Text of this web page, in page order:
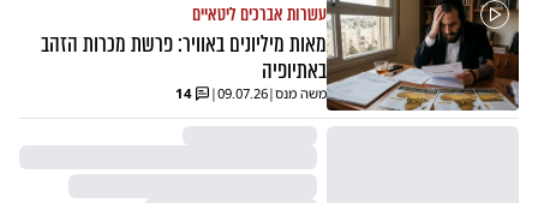
עשרות אברכים ליטאיים
מאות מיליונים באוויר: פרשת מכרות הזהב
באתיופיה
משה מנס|
09.07.26
|
14